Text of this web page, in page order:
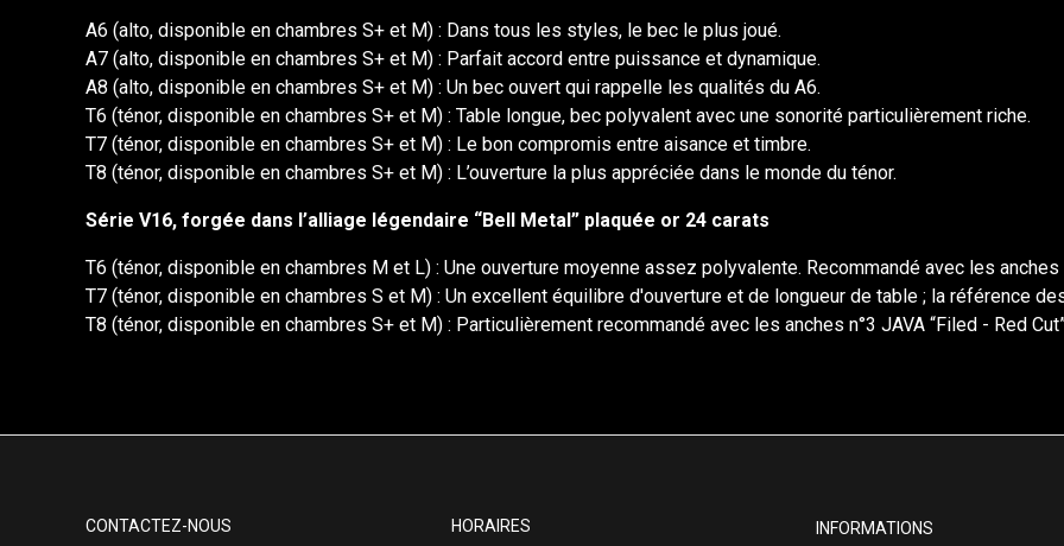
A6 (alto, disponible en chambres S+ et M) : Dans tous les styles, le bec le plus joué.
A7 (alto, disponible en chambres S+ et M) : Parfait accord entre puissance et dynamique.
A8 (alto, disponible en chambres S+ et M) : Un bec ouvert qui rappelle les qualités du A6.
T6 (ténor, disponible en chambres S+ et M) : Table longue, bec polyvalent avec une sonorité particulièrement riche.
T7 (ténor, disponible en chambres S+ et M) : Le bon compromis entre aisance et timbre.
T8 (ténor, disponible en chambres S+ et M) : L’ouverture la plus appréciée dans le monde du ténor.
Série V16, forgée dans l’alliage légendaire “Bell Metal” plaquée or 24 carats
T6 (ténor, disponible en chambres M et L) : Une ouverture moyenne assez polyvalente. Recommandé avec les anches
T7 (ténor, disponible en chambres S et M) : Un excellent équilibre d'ouverture et de longueur de table ; la référence
T8 (ténor, disponible en chambres S+ et M) : Particulièrement recommandé avec les anches n°3 JAVA “Filed - Red
CONTACTEZ-NOUS HORAIRES INFORMATIONS